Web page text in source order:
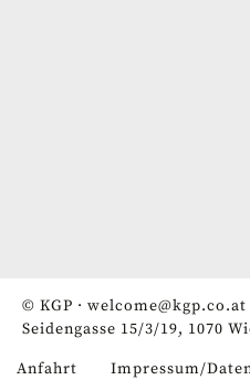
© KGP · welcome@kgp.co.at
Seidengasse 15/3/19, 1070
Anfahrt Impressum/